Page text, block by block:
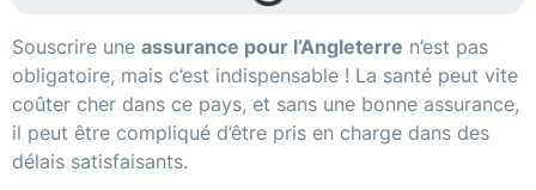
Souscrire une assurance pour l’Angleterre n’est pas
obligatoire, mais c’est indispensable ! La santé peut vite
coûter cher dans ce pays, et sans une bonne assurance,
il peut être compliqué d’être pris en charge dans des
délais satisfaisants.